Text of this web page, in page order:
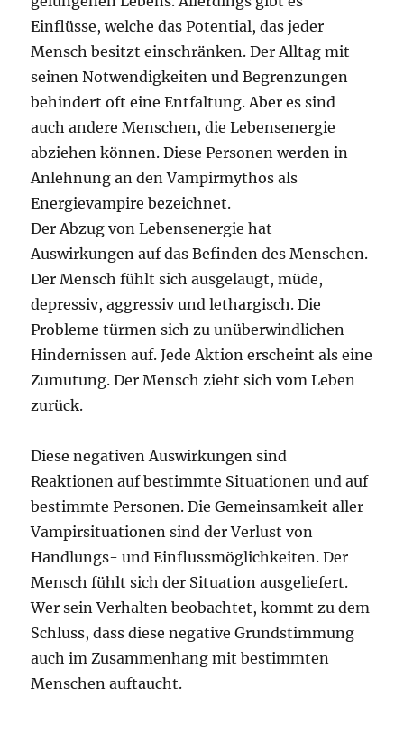
Einflüsse, welche das Potential, das jeder
Mensch besitzt einschränken. Der Alltag mit
seinen Notwendigkeiten und Begrenzungen
behindert oft eine Entfaltung. Aber es sind
auch andere Menschen, die Lebensenergie
abziehen können. Diese Personen werden in
Anlehnung an den Vampirmythos als
Energievampire bezeichnet.
Der Abzug von Lebensenergie hat
Auswirkungen auf das Befinden des Menschen.
Der Mensch fühlt sich ausgelaugt, müde,
depressiv, aggressiv und lethargisch. Die
Probleme türmen sich zu unüberwindlichen
Hindernissen auf. Jede Aktion erscheint als eine
Zumutung. Der Mensch zieht sich vom Leben
zurück.
Diese negativen Auswirkungen sind
Reaktionen auf bestimmte Situationen und auf
bestimmte Personen. Die Gemeinsamkeit aller
Vampirsituationen sind der Verlust von
Handlungs- und Einflussmöglichkeiten. Der
Mensch fühlt sich der Situation ausgeliefert.
Wer sein Verhalten beobachtet, kommt zu dem
Schluss, dass diese negative Grundstimmung
auch im Zusammenhang mit bestimmten
Menschen auftaucht.